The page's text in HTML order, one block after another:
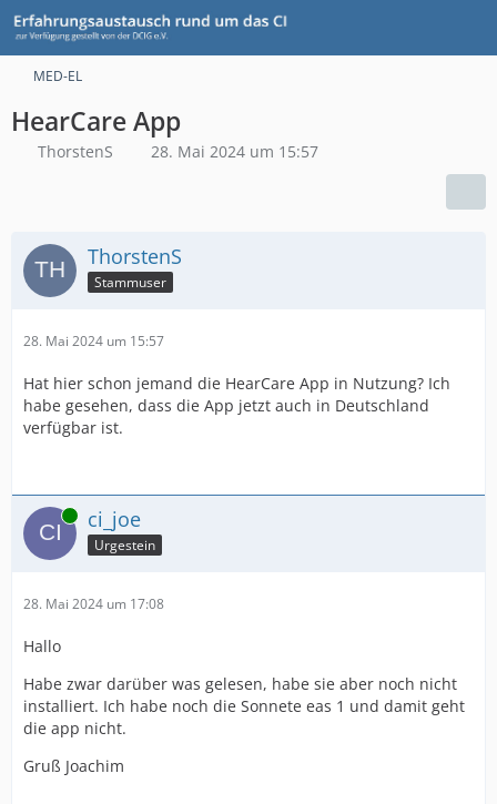
MED-EL
HearCare App
ThorstenS 28. Mai 2024 um 15:57
ThorstenS
Stammuser
28. Mai 2024 um 15:57
Hat hier schon jemand die HearCare App in Nutzung? Ich
habe gesehen, dass die App jetzt auch in Deutschland
verfügbar ist.
Online ci_joe
Urgestein
28. Mai 2024 um 17:08
Hallo
Habe zwar darüber was gelesen, habe sie aber noch nicht
installiert. Ich habe noch die Sonnete eas 1 und damit geht
die app nicht.
Gruß Joachim